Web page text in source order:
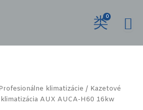
0
klimatizácie / Kazetové
AUX AUCA-H60 16kw